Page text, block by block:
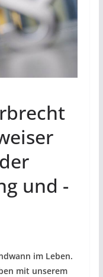
und -
im Leben.
mit unserem